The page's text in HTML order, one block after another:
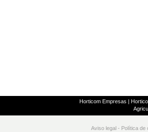
Horticom Empresas |
Aviso legal - Política de